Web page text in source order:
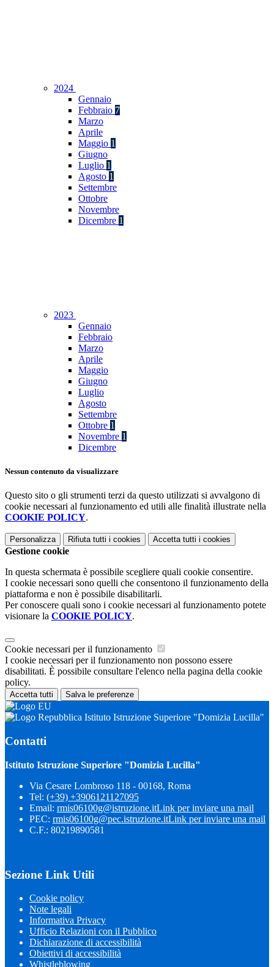
2024
Gennaio
Febbraio 7
Marzo
Aprile
Maggio 1
Giugno
Luglio 1
Agosto 1
Settembre
Ottobre
Novembre
Dicembre 1
2023
Gennaio
Febbraio
Marzo
Aprile
Maggio
Giugno
Luglio
Agosto
Settembre
Ottobre 1
Novembre 1
Dicembre
Nessun contenuto da visualizzare
Questo sito o gli strumenti terzi da questo utilizzati si avvalgono di
cookie necessari al funzionamento ed utili alle finalità illustrate nella
COOKIE POLICY.
Personalizza Rifiuta tutti i cookies Accetta tutti i cookies
Gestione cookie
In questa schermata è possibile scegliere quali cookie consentire.
I cookie necessari sono quelli che consentono il funzionamento della
piattaforma e non è possibile disabilitarli.
Per conoscere quali sono i cookie necessari al funzionamento potete
visionare la COOKIE POLICY.
Cookie necessari per il funzionamento
I cookie necessari per il funzionamento non possono essere
disabilitati. È possibile consultare l'elenco nella pagina della cookie
policy.
Accetta tutti Salva le preferenze
Istituto Istruzione Superiore "Domizia Lucilla"
Contatti
Istituto Istruzione Superiore "Domizia Lucilla"
Via Cesare Lombroso 118 - 00168, Roma
Tel: (+39) +3906121127095
Email: rmis06100g@istruzione.itLink per inviare una mail
PEC: rmis06100g@pec.istruzione.itLink per inviare una mail
C.F.: 80219890581
Sezione Link Utili
Cookie policy
Note legali
Informativa Privacy
Ufficio Relazioni con il Pubblico
Dichiarazione di accessibilità
Obiettivi di accessibilità
Whistleblowing